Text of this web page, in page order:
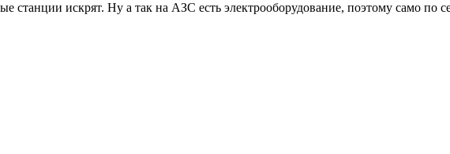
станции искрят. Ну а так на АЗС есть электрооборудование, поэтому само по